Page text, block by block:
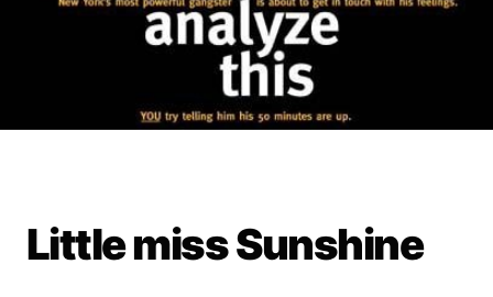
Little miss Sunshine